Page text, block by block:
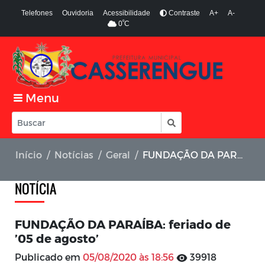
Telefones Ouvidoria Acessibilidade Contraste A+
A-
0ºC
Menu
Início Notícias Geral FUNDAÇÃO DA PARAÍBA: feriado de ’05 de agosto’
NOTÍCIA
FUNDAÇÃO DA PARAÍBA: feriado de
’05 de agosto’
Publicado em 05/08/2020 às 18:56
39918